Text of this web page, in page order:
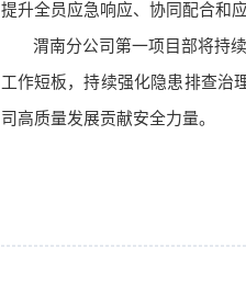
提升全员应急响应、协同配合和
渭南分公司第一项目部将持
工作短板，持续强化隐患排查治
司高质量发展贡献安全力量。